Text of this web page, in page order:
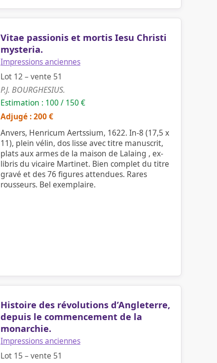
Vitae passionis et mortis Iesu Christi
mysteria.
Impressions anciennes
Lot 12 – vente 51
P.J. BOURGHESIUS.
Estimation : 100 / 150 €
Adjugé : 200 €
Anvers, Henricum Aertssium, 1622. In-8 (17,5 x
11), plein vélin, dos lisse avec titre manuscrit,
plats aux armes de la maison de Lalaing , ex-
libris du vicaire Martinet. Bien complet du titre
gravé et des 76 figures attendues. Rares
rousseurs. Bel exemplaire.
Histoire des révolutions d’Angleterre,
depuis le commencement de la
monarchie.
Impressions anciennes
Lot 15 – vente 51